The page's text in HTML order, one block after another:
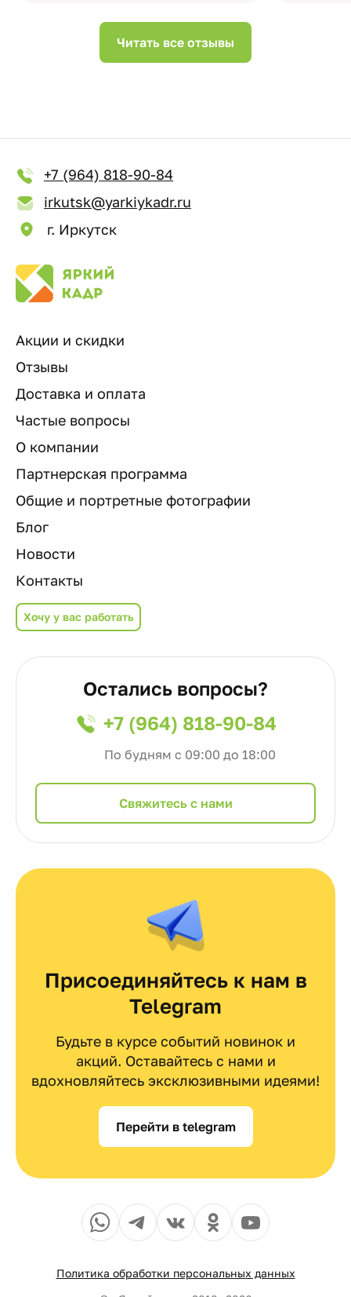
Читать все отзывы
+7 (964) 818-90-84
irkutsk@yarkiykadr.ru
г. Иркутск
Акции и скидки
Отзывы
Доставка и оплата
Частые вопросы
О компании
Партнерская программа
Общие и портретные фотографии
Блог
Новости
Контакты
Хочу у вас работать
Остались вопросы?
+7 (964) 818-90-84
По будням с 09:00 до 18:00
Cвяжитесь с нами
Присоединяйтесь к нам в
Telegram
Будьте в курсе событий новинок и
акций. Оставайтесь с нами и
вдохновляйтесь эксклюзивными идеями!
Перейти в telegram
Политика обработки персональных данных